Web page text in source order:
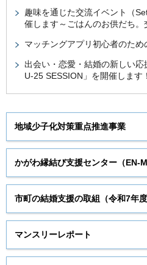
趣味を通じた交流イベント（
催します～ごはんのお供だち。
マッチングアプリ初心者のた
出会い・恋愛・結婚の新しい
U-25 SESSION」を開催します！
地域少子化対策重点推進事業
かがわ縁結び支援センター（EN-
市町の結婚支援の取組（令和7年度
マンスリーレポート